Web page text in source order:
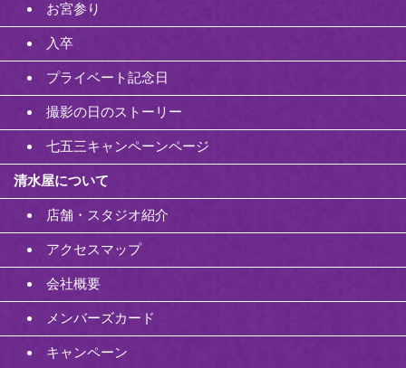
お宮参り
入卒
プライベート記念日
撮影の日のストーリー
七五三キャンペーンページ
清水屋について
店舗・スタジオ紹介
アクセスマップ
会社概要
メンバーズカード
キャンペーン